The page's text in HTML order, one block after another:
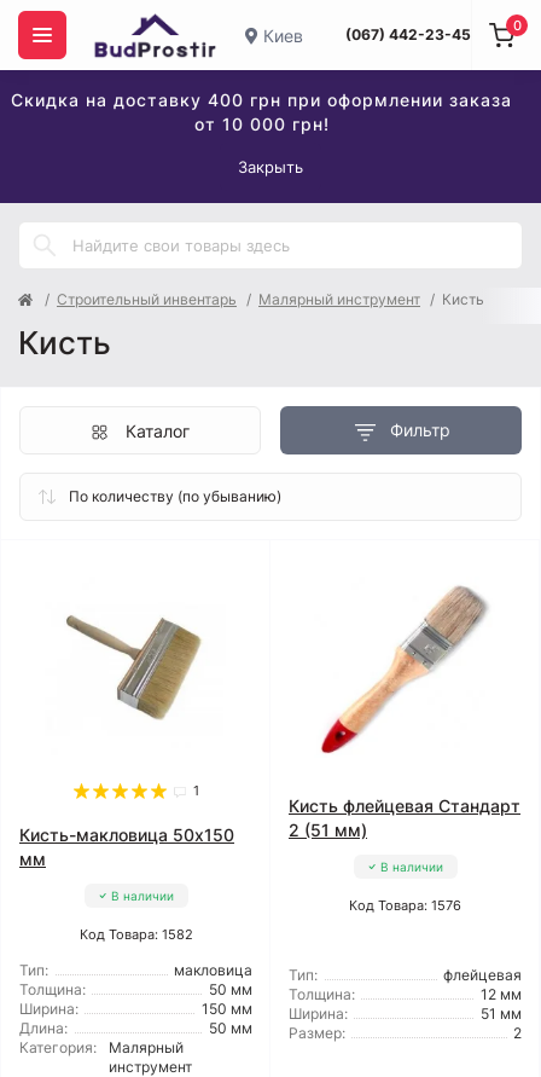
Киев (067) 442-23-45
Скидка на доставку 400 грн при оформлении заказа
от 10 000 грн!
Закрыть
0
Строительный инвентарь Малярный инструмент Кисть
Кисть
Фильтр
Каталог
1
Кисть-макловица 50x150
мм
В наличии
Код Товара: 1582
Тип:
макловица
Толщина:
50 мм
Ширина:
150 мм
Длина:
50 мм
Категория:
Малярный
инструмент
Кисть флейцевая Стандарт
2 (51 мм)
В наличии
Код Товара: 1576
Тип:
флейцевая
Толщина:
12 мм
Ширина:
51 мм
Размер:
2